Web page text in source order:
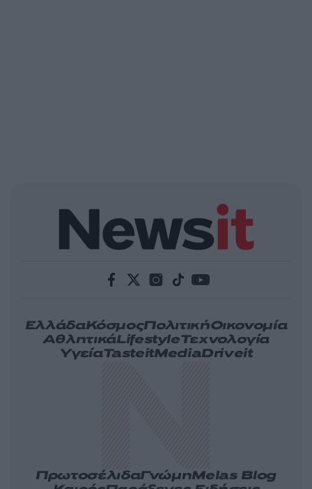
ΕλλάδαΚόσμοςΠολιτικήΟικονομία
ΑθλητικάLifestyleΤεχνολογία
ΥγείαTasteitMediaDriveit
ΠρωτοσέλιδαΓνώμηMelas Blog